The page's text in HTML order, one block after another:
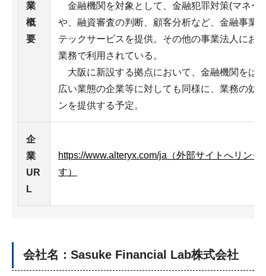
業
概
要
金融機関を対象として、金融犯罪対策(マネー
や、融資審査の判断、顧客分析など、金融事業
テックサービスを提供。その他の事業法人にお
業務で利用されている。
大阪に新設する拠点において、金融機関をは
広い業態の企業等に対しても同様に、業務の効
ンを提供する予定。
企
業
UR
L
https://www.alteryx.com/ja （外部サイトへリン
す）
会社名：Sasuke Financial Lab株式会社